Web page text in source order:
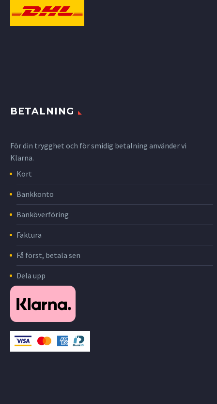
BETALNING
För din trygghet och för smidig betalning använder vi
Klarna.
Kort
Bankkonto
Banköverföring
Faktura
Få först, betala sen
Dela upp